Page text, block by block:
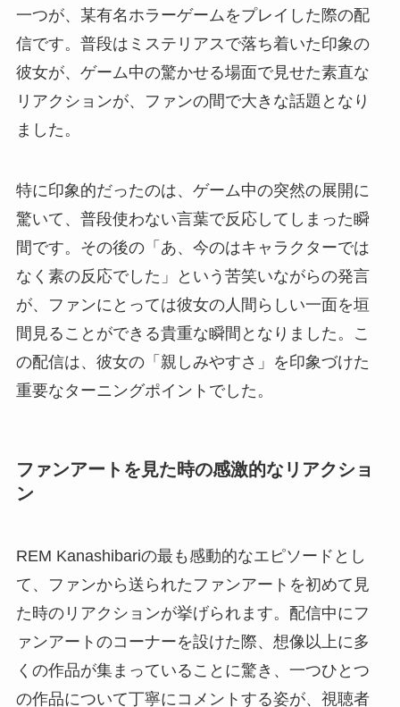
一つが、某有名ホラーゲームをプレイした際の配
信です。普段はミステリアスで落ち着いた印象の
彼女が、ゲーム中の驚かせる場面で見せた素直な
リアクションが、ファンの間で大きな話題となり
ました。
特に印象的だったのは、ゲーム中の突然の展開に
驚いて、普段使わない言葉で反応してしまった瞬
間です。その後の「あ、今のはキャラクターでは
なく素の反応でした」という苦笑いながらの発言
が、ファンにとっては彼女の人間らしい一面を垣
間見ることができる貴重な瞬間となりました。こ
の配信は、彼女の「親しみやすさ」を印象づけた
重要なターニングポイントでした。
ファンアートを見た時の感激的なリアクショ
ン
REM Kanashibariの最も感動的なエピソードとし
て、ファンから送られたファンアートを初めて見
た時のリアクションが挙げられます。配信中にフ
ァンアートのコーナーを設けた際、想像以上に多
くの作品が集まっていることに驚き、一つひとつ
の作品について丁寧にコメントする姿が、視聴者